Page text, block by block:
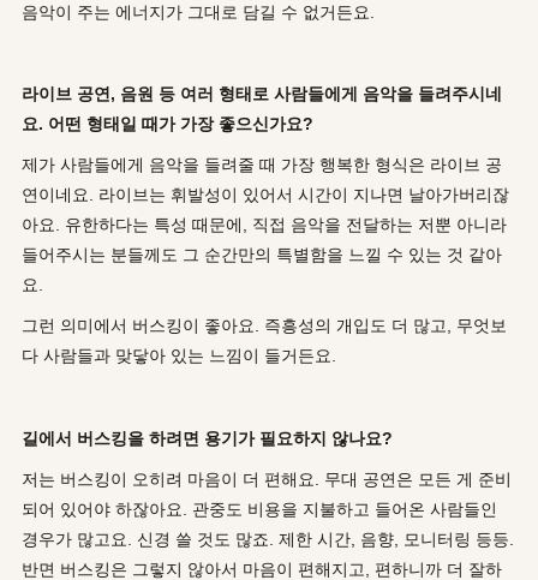
음악이 주는 에너지가 그대로 담길 수 없거든요.
라이브 공연, 음원 등 여러 형태로 사람들에게 음악을 들려주시네
요. 어떤 형태일 때가 가장 좋으신가요?
제가 사람들에게 음악을 들려줄 때 가장 행복한 형식은 라이브 공
연이네요. 라이브는 휘발성이 있어서 시간이 지나면 날아가버리잖
아요. 유한하다는 특성 때문에, 직접 음악을 전달하는 저뿐 아니라
들어주시는 분들께도 그 순간만의 특별함을 느낄 수 있는 것 같아
요.
그런 의미에서 버스킹이 좋아요. 즉흥성의 개입도 더 많고, 무엇보
다 사람들과 맞닿아 있는 느낌이 들거든요.
길에서 버스킹을 하려면 용기가 필요하지 않나요?
저는 버스킹이 오히려 마음이 더 편해요. 무대 공연은 모든 게 준비
되어 있어야 하잖아요. 관중도 비용을 지불하고 들어온 사람들인
경우가 많고요. 신경 쓸 것도 많죠. 제한 시간, 음향, 모니터링 등등.
반면 버스킹은 그렇지 않아서 마음이 편해지고, 편하니까 더 잘하